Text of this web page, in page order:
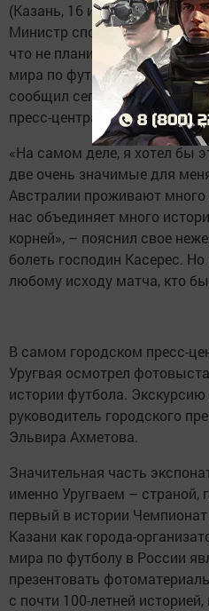
(Казань, 16 июня, «Татар-
Министр спорта Уругвая
что не планирует посещать
мира по футболу в столице
сообщил сегодня во время
пресс-центра ЧМ-2018 в
«На самом деле, я хотел бы
две очень значимые для
Австралии проживают много
нас объединяет много
корней», – пояснил свое
болеть господин Касерес.
любому исходу матча, кто
В самом городском пресс-
Уругвая осмотрел
истории футбола. Экскурсию
руководитель городского
Эльвира Ахметова.
Значительная часть
именно Уругваем – страной,
первый в истории
Казани как города-
мира по футболу в России
презентовать
с почти 100-летней